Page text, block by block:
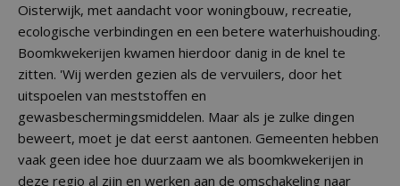
Oisterwijk, met aandacht voor woningbouw, recreatie,
ecologische verbindingen en een betere waterhuishouding.
Boomkwekerijen kwamen hierdoor danig in de knel te
zitten. 'Wij werden gezien als de vervuilers, door het
uitspoelen van meststoffen en
gewasbeschermingsmiddelen. Maar als je zulke dingen
beweert, moet je dat eerst aantonen. Gemeenten hebben
vaak geen idee hoe duurzaam we als boomkwekerijen in
deze regio al zijn en werken aan de omschakeling naar